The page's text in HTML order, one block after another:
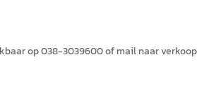
op 038-3039600 of mail naar